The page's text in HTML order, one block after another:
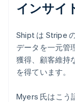
インサイ
Shipt は Stripe
データを一元管
獲得、顧客維持
を得ています。
Myers 氏はこう